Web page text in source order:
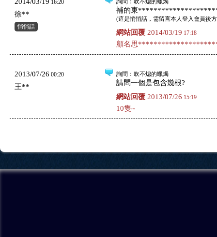
16:20
徐**
悄悄話
詢問 ：吹不熄的蠟燭
補的東
(這是悄悄話，需留言本人登入會員後
網站回覆 2014/03/19 17:18
顧名思
2013/07/26 00:20
王**
詢問 ：吹不熄的蠟燭
請問一個是包含幾根?
網站回覆 2013/07/26 15:19
10隻~